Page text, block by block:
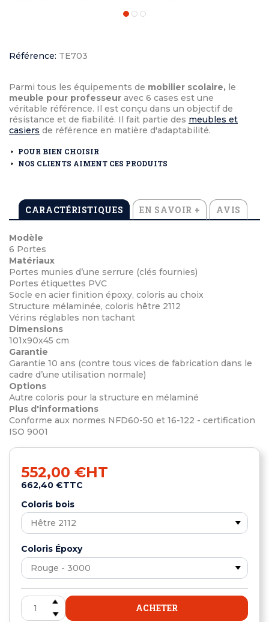
Référence: TE703
Parmi tous les équipements de mobilier scolaire, le
meuble pour professeur avec 6 cases est une
véritable référence. Il est conçu dans un objectif de
résistance et de fiabilité. Il fait partie des meubles et
casiers de référence en matière d'adaptabilité.
POUR BIEN CHOISIR
NOS CLIENTS AIMENT CES PRODUITS
CARACTÉRISTIQUES EN SAVOIR + AVIS
Modèle
6 Portes
Matériaux
Portes munies d’une serrure (clés fournies)
Portes étiquettes PVC
Socle en acier finition époxy, coloris au choix
Structure mélaminée, coloris hêtre 2112
Vérins réglables non tachant
Dimensions
101x90x45 cm
Garantie
Garantie 10 ans (contre tous vices de fabrication dans le
cadre d’une utilisation normale)
Options
Autre coloris pour la structure en mélaminé
Plus d'informations
Conforme aux normes NFD60-50 et 16-122 - certification
ISO 9001
552,00 €HT
662,40 €TTC
Coloris bois
Coloris Époxy
ACHETER